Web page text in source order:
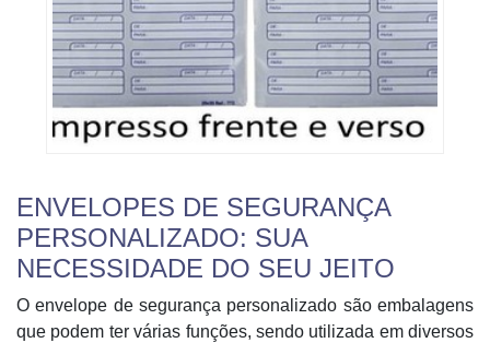
ENVELOPES DE SEGURANÇA
PERSONALIZADO: SUA
NECESSIDADE DO SEU JEITO
O envelope de segurança personalizado são embalagens
que podem ter várias funções, sendo utilizada em diversos